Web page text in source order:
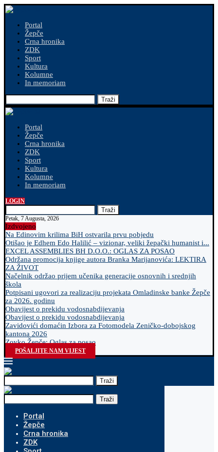
Portal
Žepče
Crna hronika
ZDK
Sport
Kultura
Kolumne
In memoriam
Traži
Portal
Žepče
Crna hronika
ZDK
Sport
Kultura
Kolumne
In memoriam
LOGIN
Traži
Petak, 7 Augusta, 2026
Izdvojeno
Na Edinovim krilima BiH ostvarila prvu pobjedu
Otišao je Edhem Edo Halilić – vizionar, veliki žepački humanist i...
EXCEL ASSEMBLIES BH D.O.O.: OGLAS ZA POSAO
Održana promocija knjige autora Branka Marijanovića: LEKTIRA
ZA ŽIVOT
Načelnik održao prijem učenika generacije osnovnih i srednjih
škola
Potpisani ugovori za realizaciju projekata Omladinske banke Žepče
za 2026. godinu
Obavijest o prekidu vodosnabdijevanja
Obavijest o prekidu vodosnabdijevanja
Zavidovići domaćin Izbora za Fotomodela Zeničko-dobojskog
kantona 2026
Zovko Žepče: Oglas za posao
POŠALJITE NAM VIJEST
Traži
Traži
Portal
Žepče
Crna hronika
ZDK